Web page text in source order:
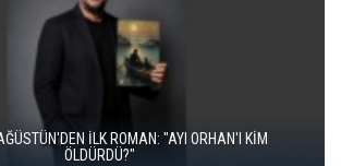
İKİ KİTAP VE BİTMEYEN BİR ENERJİ